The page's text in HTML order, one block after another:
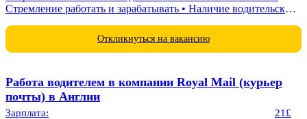
Стремление работать и зарабатывать • Наличие водительских
Откликнуться на вакансию
Работа водителем в компании Royal Mail (курьер
почты) в Англии
Зарплата: 21£